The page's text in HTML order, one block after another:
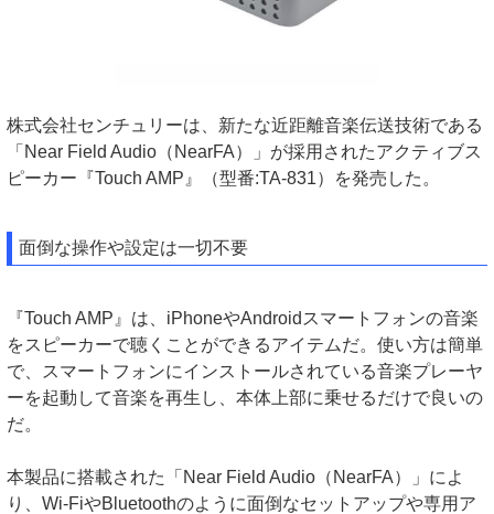
株式会社センチュリーは、新たな近距離音楽伝送技術である
「Near Field Audio（NearFA）」が採用されたアクティブス
ピーカー『Touch AMP』（型番:TA-831）を発売した。
面倒な操作や設定は一切不要
『Touch AMP』は、iPhoneやAndroidスマートフォンの音楽
をスピーカーで聴くことができるアイテムだ。使い方は簡単
で、スマートフォンにインストールされている音楽プレーヤ
ーを起動して音楽を再生し、本体上部に乗せるだけで良いの
だ。
本製品に搭載された「Near Field Audio（NearFA）」によ
り、Wi-FiやBluetoothのように面倒なセットアップや専用ア